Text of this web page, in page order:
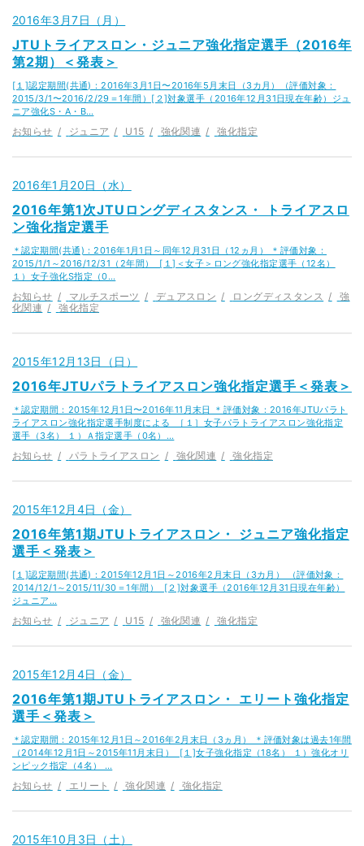
2016年3月7日（月）
JTUトライアスロン・ジュニア強化指定選手（2016年
第2期）＜発表＞
[１]認定期間(共通)：2016年3月1日〜2016年5月末日（3カ月）（評価対象：
2015/3/1〜2016/2/29＝1年間）[２]対象選手（2016年12月31日現在年齢）ジュ
ニア強化S・A・B…
お知らせ ジュニア U15 強化関連 強化指定
2016年1月20日（水）
2016年第1次JTUロングディスタンス・ トライアスロ
ン強化指定選手
＊認定期間(共通)：2016年1月1日～同年12月31日（12ヵ月） ＊評価対象：
2015/1/1～2016/12/31（2年間） [１]＜女子＞ロング強化指定選手（12名）
１）女子強化S指定（0…
お知らせ マルチスポーツ デュアスロン ロングディスタンス
強
化関連
強化指定
2015年12月13日（日）
2016年JTUパラトライアスロン強化指定選手＜発表＞
＊認定期間：2015年12月1日〜2016年11月末日 ＊評価対象：2016年JTUパラト
ライアスロン強化指定選手制度による ［１］女子パラトライアスロン強化指定
選手（3名） １）Ａ指定選手（0名）…
お知らせ パラトライアスロン 強化関連 強化指定
2015年12月4日（金）
2016年第1期JTUトライアスロン・ ジュニア強化指定
選手＜発表＞
[１]認定期間(共通)：2015年12月1日～2016年2月末日（3カ月） （評価対象：
2014/12/1～2015/11/30＝1年間） [２]対象選手（2016年12月31日現在年齢）
ジュニア…
お知らせ ジュニア U15 強化関連 強化指定
2015年12月4日（金）
2016年第1期JTUトライアスロン・ エリート強化指定
選手＜発表＞
＊認定期間：2015年12月1日～2016年2月末日（3ヵ月） ＊評価対象は過去1年間
（2014年12月1日～2015年11月末日） [１]女子強化指定（18名） １）強化オリ
ンピック指定（4名） …
お知らせ エリート 強化関連 強化指定
2015年10月3日（土）